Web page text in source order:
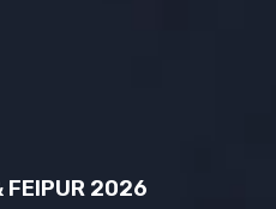
FEIPUR 2026